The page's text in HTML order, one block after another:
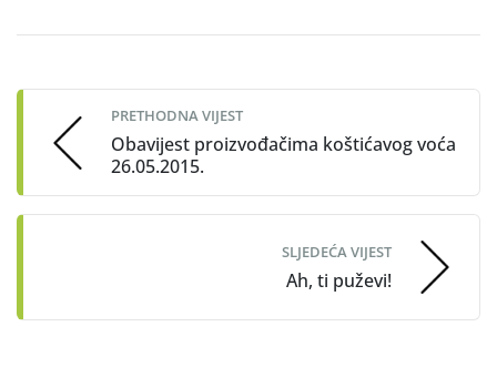
navigation
PRETHODNA VIJEST
Obavijest proizvođačima koštićavog voća
26.05.2015.
SLJEDEĆA VIJEST
Ah, ti puževi!